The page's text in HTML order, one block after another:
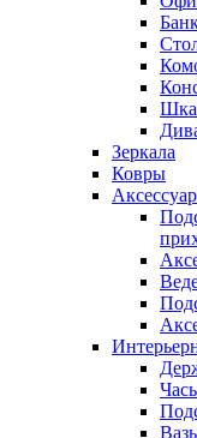
Зеркала
Ковры